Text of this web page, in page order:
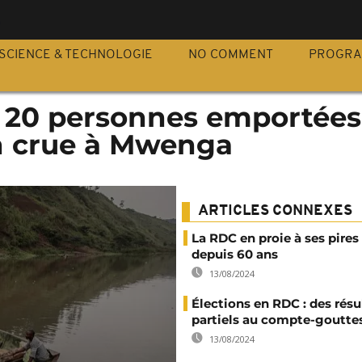
SCIENCE & TECHNOLOGIE NO COMMENT
20 personnes
crue à Mwenga
ARTICLES CONNEXES
La RDC en proie à ses
depuis 60 ans
13/08/2024
Élections en RDC : des
partiels au compte-
13/08/2024